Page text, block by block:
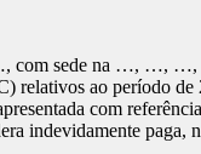
com sede na …, …, …,
relativos ao período
com
indevidamente